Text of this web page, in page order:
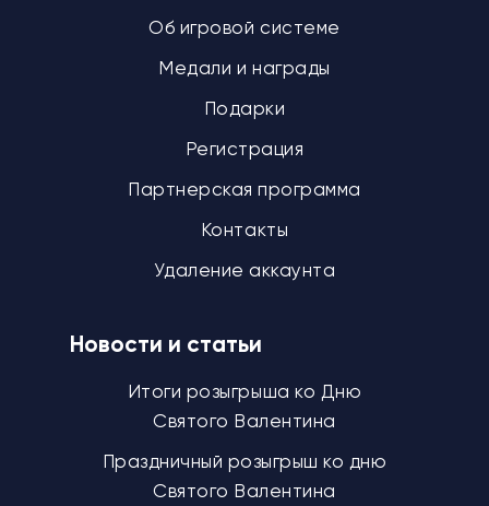
Об игровой системе
Медали и награды
Подарки
Регистрация
Партнерская программа
Контакты
Удаление аккаунта
Новости и статьи
Итоги розыгрыша ко Дню
Святого Валентина
Праздничный розыгрыш ко дню
Святого Валентина